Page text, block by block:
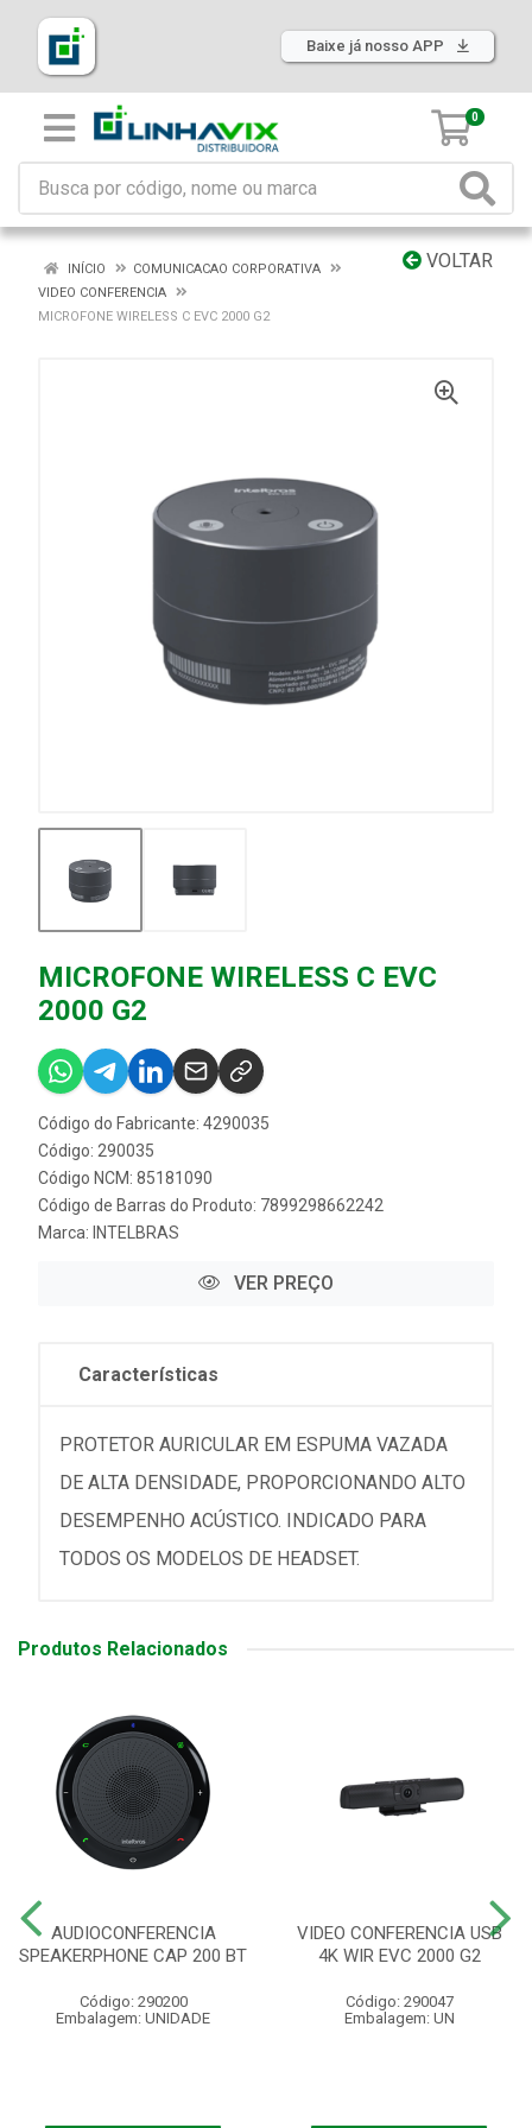
Baixe já nosso APP
0
VOLTAR
INÍCIO
COMUNICACAO CORPORATIVA
VIDEO CONFERENCIA
MICROFONE WIRELESS C EVC 2000 G2
MICROFONE WIRELESS C EVC
2000 G2
Código do Fabricante: 4290035
Código: 290035
Código NCM: 85181090
Código de Barras do Produto: 7899298662242
Marca: INTELBRAS
VER PREÇO
Características
PROTETOR AURICULAR EM ESPUMA VAZADA
DE ALTA DENSIDADE, PROPORCIONANDO ALTO
DESEMPENHO ACÚSTICO. INDICADO PARA
TODOS OS MODELOS DE HEADSET.
Produtos Relacionados
AUDIOCONFERENCIA
SPEAKERPHONE CAP 200 BT
Código: 290200
Embalagem: UNIDADE
VIDEO CONFERENCIA USB
4K WIR EVC 2000 G2
Código: 290047
Embalagem: UN